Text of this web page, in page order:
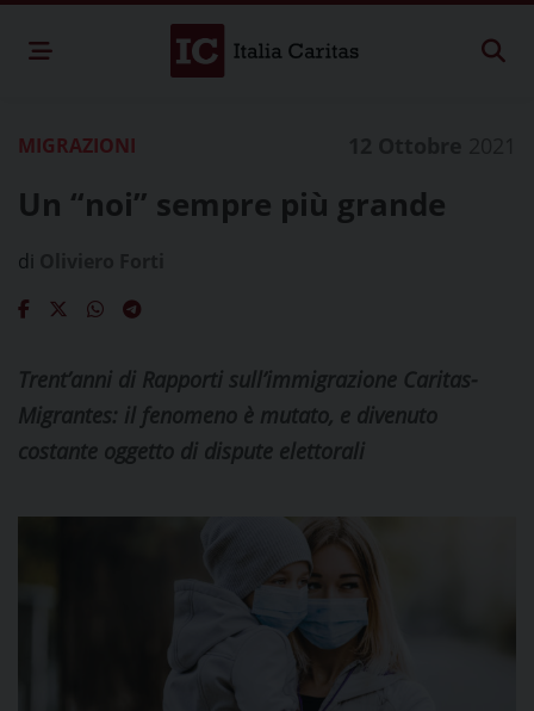
MIGRAZIONI
Un “noi” sempre più grande
di
Trent’anni di Rapporti sull’immigrazione Caritas-
Migrantes: il fenomeno è mutato, e divenuto
costante oggetto di dispute elettorali